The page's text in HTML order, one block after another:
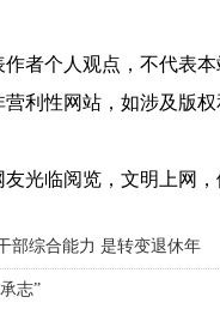
作者个人观点，不代表
营利性网站，如涉及版
光临阅览，文明上网，
部综合能力 是转变退休年
志”